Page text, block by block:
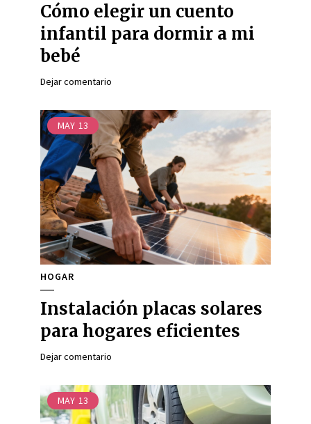
Cómo elegir un cuento
infantil para dormir a mi
bebé
Dejar comentario
MAY 13
HOGAR
Instalación placas solares
para hogares eficientes
Dejar comentario
MAY 13